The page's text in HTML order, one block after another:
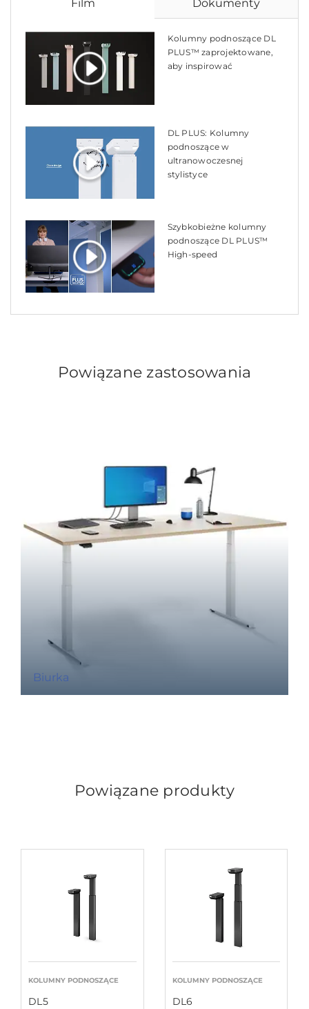
Film Dokumenty
Kolumny podnoszące DL
PLUS™ zaprojektowane,
aby inspirować
DL PLUS: Kolumny
podnoszące w
ultranowoczesnej
stylistyce
Szybkobieżne kolumny
podnoszące DL PLUS™
High-speed
Powiązane zastosowania
Biurka
Powiązane produkty
KOLUMNY PODNOSZĄCE
DL5
KOLUMNY PODNOSZĄCE
DL6